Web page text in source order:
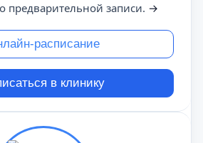
предварительной записи. →
расписание
в клинику